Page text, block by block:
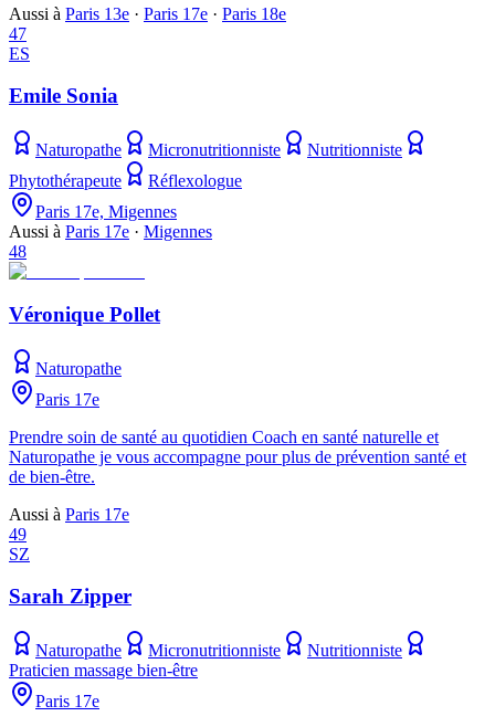
Aussi à Paris 13e · Paris 17e · Paris 18e
47
ES
Emile Sonia
Naturopathe Micronutritionniste
Nutritionniste
Phytothérapeute
Réflexologue
Paris 17e, Migennes
Aussi à Paris 17e · Migennes
48
Véronique Pollet
Naturopathe
Paris 17e
Prendre soin de santé au quotidien Coach en santé naturelle et
Naturopathe je vous accompagne pour plus de prévention santé et
de bien-être.
Aussi à Paris 17e
49
SZ
Sarah Zipper
Naturopathe Micronutritionniste
Nutritionniste
Praticien massage bien-être
Paris 17e